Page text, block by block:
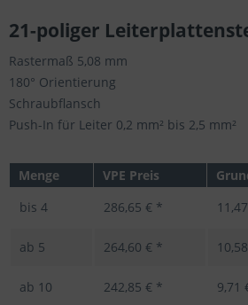
21-poliger
Rastermaß 5,08 mm
180° Orientierung
Schraubflansch
Push-In für Leiter 0,2 mm² bis 2,5 mm²
Menge VPE Preis
bis 4 286,65 € *
ab 5 264,60 € *
ab 10 242,85 € * 9,71